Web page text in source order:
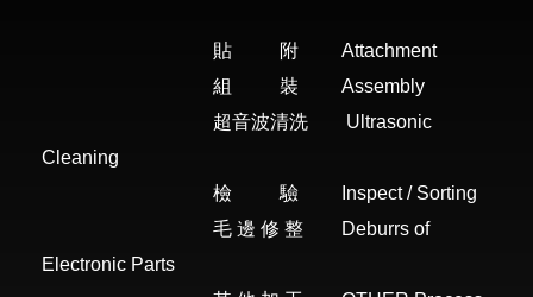
貼 附
Attachment
組 裝 Assembly
超音波清洗
Ultrasonic
Cleaning
檢 驗 Inspect / Sorting
毛 邊 修 整 Deburrs of
Electronic Parts